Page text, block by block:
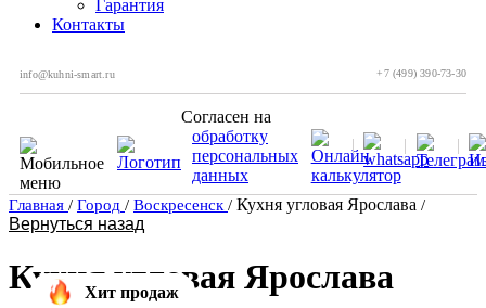
Гарантия
Контакты
info@kuhni-smart.ru +7 (499) 390-73-30
Согласен на
обработку
персональных
данных
Главная / Город / Воскресенск / Кухня угловая Ярослава /
Вернуться назад
Кухня угловая Ярослава
Хит продаж